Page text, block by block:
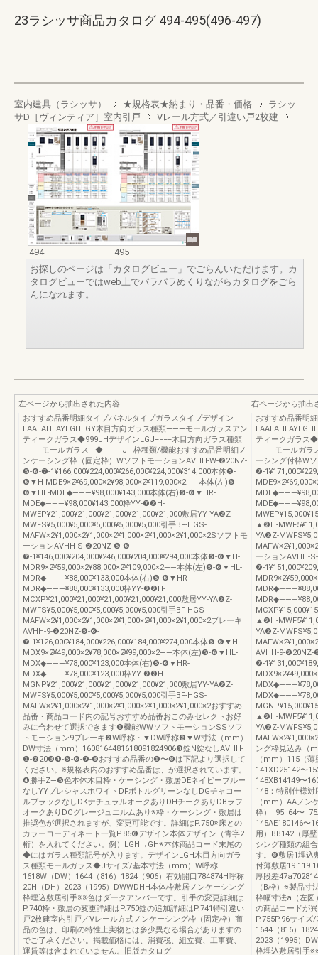
23ラシッサ商品カタログ 494-495(496-497)
室内建具（ラシッサ） ★規格表★納まり・品番・価格
ラシッ
サD［ヴィンティア］室内引戸
Vレール方式／引違い戸2枚建
494
495
お探しのページは「カタログビュー」でごらんいただけます。カ
タログビューではweb上でパラパラめくりながらカタログをごら
んになれます。
左ページから抽出された内容
おすすめ品番明細タイプパネルタイプガラスタイプデザイン
LAALAHLAYLGHLGY木目方向ガラス種類―――モールガラスアン
ティークガラス◆999JHデザインLGJ−−−−木目方向ガラス種類
―――モールガラス―◆―――J―枠種類/機能おすすめ品番明細ノ
ンケーシング枠（固定枠）WソフトモーションAVHH-W-❷20NZ-
❺-❻-❼-1¥166,000¥224,000¥266,000¥224,000¥314,000本体❺-
❻▼H-MDE9×2¥69,000×2¥98,000×2¥119,000×2――本体(左)❺-
❻▼HL-MDE◆―――¥98,000¥143,000本体(右)❺-❻▼HR-
MDE◆―――¥98,000¥143,000枠YY-❼❷H-
MWEP¥21,000¥21,000¥21,000¥21,000¥21,000敷居YY-YA❷Z-
MWFS¥5,000¥5,000¥5,000¥5,000¥5,000引手BF-HGS-
MAFW×2¥1,000×2¥1,000×2¥1,000×2¥1,000×2¥1,000×2Sソフトモ
ーションAVHH-S-❷20NZ-❺-❻-
❼-1¥146,000¥204,000¥246,000¥204,000¥294,000本体❺-❻▼H-
MDR9×2¥59,000×2¥88,000×2¥109,000×2――本体(左)❺-❻▼HL-
MDR◆―――¥88,000¥133,000本体(右)❺-❻▼HR-
MDR◆―――¥88,000¥133,000枠YY-❼❷H-
MCXP¥21,000¥21,000¥21,000¥21,000¥21,000敷居YY-YA❷Z-
MWFS¥5,000¥5,000¥5,000¥5,000¥5,000引手BF-HGS-
MAFW×2¥1,000×2¥1,000×2¥1,000×2¥1,000×2¥1,000×2ブレーキ
AVHH-9-❷20NZ-❺-❻-
❼-1¥126,000¥184,000¥226,000¥184,000¥274,000本体❺-❻▼H-
MDX9×2¥49,000×2¥78,000×2¥99,000×2――本体(左)❺-❻▼HL-
MDX◆―――¥78,000¥123,000本体(右)❺-❻▼HR-
MDX◆―――¥78,000¥123,000枠YY-❼❷H-
MGNP¥21,000¥21,000¥21,000¥21,000¥21,000敷居YY-YA❷Z-
MWFS¥5,000¥5,000¥5,000¥5,000¥5,000引手BF-HGS-
MAFW×2¥1,000×2¥1,000×2¥1,000×2¥1,000×2¥1,000×2おすすめ
品番・商品コード内の記号おすすめ品番おこのみセレクトお好
みに合わせて選択できます❶機能WWソフトモーションSSソフ
トモーション9ブレーキ❷W呼称・▼DW呼称❷▼W寸法（mm）
DW寸法（mm）1608164481618091824906❸錠N錠なしAVHH-
❶-❷20❸❹-❺-❻-❼-❽おすすめ品番の❶〜❽は下記より選択して
ください。※規格表内のおすすめ品番は、が選択されています。
❹勝手Z—❺色本体木目枠・ケーシング・敷居DEネイビーブルー
なしYYプレシャスホワイトDFボトルグリーンなしDGチャコー
ルブラックなしDKナチュラルオークありDHチークありDBラフ
オークありDCグレージュエルムあり※枠・ケーシング・敷居は
推奨色が選択されますが、変更可能です。詳細はP.750※床との
カラーコーディネート一覧P.86❻デザイン本体デザイン（青字2
桁）を入れてください。例）LGH→GH※本体商品コード末尾の
◆にはガラス種類記号が入ります。デザインLGH木目方向ガラ
ス種類モールガラス◆Jサイズ/基本寸法（mm）W呼称
1618W（DW）1644（816）1824（906）有効開口784874H呼称
20H（DH）2023（1995）DWWDHH本体枠敷居ノンケーシング
枠埋込敷居引手※※色はダークアンバーです。引手の変更詳細は
P.740枠・敷居の変更詳細はP.750錠の追加詳細はP.741特引違い
戸2枚建室内引戸／Vレール方式ノンケーシング枠（固定枠）商
品の色は、印刷の特性上実物とは多少異なる場合がありますの
でご了承ください。掲載価格には、消費税、組立費、工事費、
運賃等は含まれていません。旧版カタログ
右ページから抽出
おすすめ品番明
ティークガラス
―――モールガラ
ーシング付枠W
❼-
▲❷H-
YA❷Z-
ーションAVHH-
❼-
▲❷H-
YA❷Z-
AVHH-9-
❼-
▲❷H-
YA❷Z-
ング枠見込み（
（mm）115（
141XD25142〜
148XB14149〜
148：特別仕様
（mm）AAノン
枠） 95 64〜
145AE180146〜
用）BB142（厚
シング種類の組
す。❽敷居1埋込
付薄敷居
厚段差
（B枠）※製品
枠幅寸法a（左図
の商品コードが
P.755P.96サイ
1644（816）
2023（1995）
枠埋込敷居引手